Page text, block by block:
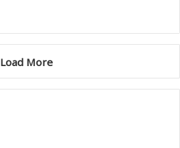
Load More